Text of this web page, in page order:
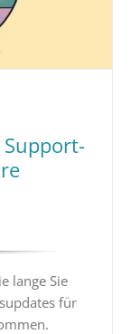
Support-
lange Sie
für